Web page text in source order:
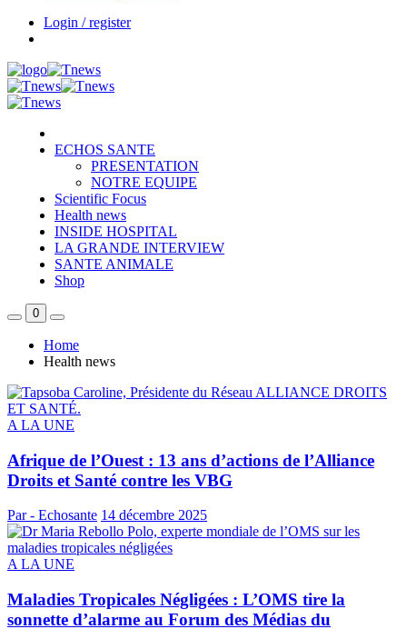
Login / register
ECHOS SANTE
PRESENTATION
NOTRE EQUIPE
Scientific Focus
Health news
INSIDE HOSPITAL
LA GRANDE INTERVIEW
SANTE ANIMALE
Shop
0
Home
Health news
A LA UNE
Afrique de l’Ouest : 13 ans d’actions de l’Alliance
Droits et Santé contre les VBG
Par - Echosante 14 décembre 2025
A LA UNE
Maladies Tropicales Négligées : L’OMS tire la
sonnette d’alarme au Forum des Médias du